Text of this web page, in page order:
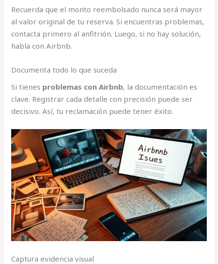
Recuerda que el monto reembolsado nunca será mayor
al valor original de tu reserva. Si encuentras problemas,
contacta primero al anfitrión. Luego, si no hay solución,
habla con Airbnb.
Documenta todo lo que suceda
Si tienes problemas con Airbnb, la documentación es
clave. Registrar cada detalle con precisión puede ser
decisivo. Así, tu reclamación puede tener éxito.
Captura evidencia visual